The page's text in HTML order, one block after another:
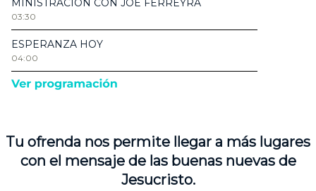
Tu ofrenda nos permite llegar a más lugares
con el mensaje de las buenas nuevas de
Jesucristo.